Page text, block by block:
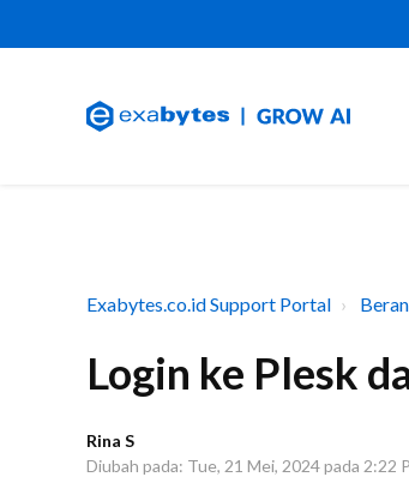
Exabytes.co.id Support Portal
Login ke Plesk
Rina S
Diubah pada: Tue, 21 Mei, 2024 pada 2:22